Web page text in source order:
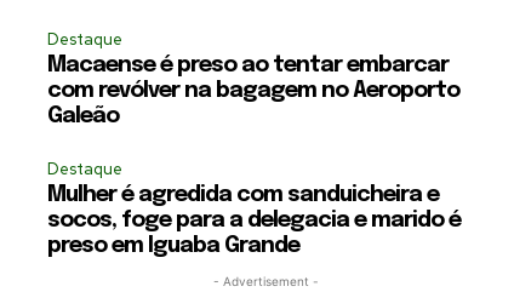
Destaque
Macaense é preso ao tentar embarcar
com revólver na bagagem no Aeroporto
Galeão
Destaque
Mulher é agredida com sanduicheira e
socos, foge para a delegacia e marido é
preso em Iguaba Grande
- Advertisement -